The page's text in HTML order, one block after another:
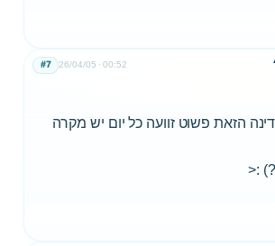
26/04/05 00:52
#7
הזאת פשוט זוועה כל יום יש מקרה
:<